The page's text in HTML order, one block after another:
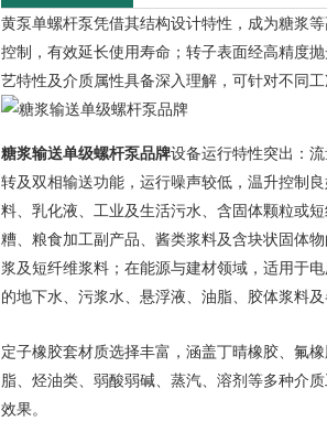
黄泵单螺杆泵凭借其结构设计特性，成为糖浆
控制，有效延长使用寿命；转子表面经高精度
艺特性及介质属性具备深入理解，可针对不同工
糖浆输送单级螺杆泵品牌设备运行特性突出：
转及双相输送功能，运行噪声较低，温升控制
料、乳化液、工业及生活污水、含固体颗粒或
糟、粮食加工副产品、酱类浆料及含块状固体
浆及短纤维浆料；在能源与建材领域，适用于
的地下水、污浆水、悬浮液、油脂、胶体浆料及
定子橡胶套材质选择丰富，涵盖丁晴橡胶、氟
脂、烃油类、弱酸弱碱、蒸汽、溶剂等多种介
效果。